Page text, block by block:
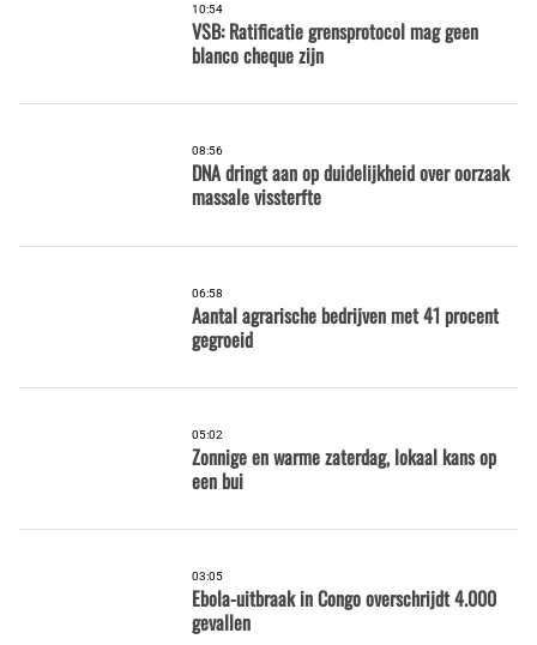
10:54
VSB: Ratificatie grensprotocol mag geen
blanco cheque zijn
08:56
DNA dringt aan op duidelijkheid over oorzaak
massale vissterfte
06:58
Aantal agrarische bedrijven met 41 procent
gegroeid
05:02
Zonnige en warme zaterdag, lokaal kans op
een bui
03:05
Ebola-uitbraak in Congo overschrijdt 4.000
gevallen